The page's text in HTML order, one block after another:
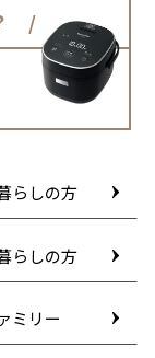
/
らしの方
らしの方
ミリー